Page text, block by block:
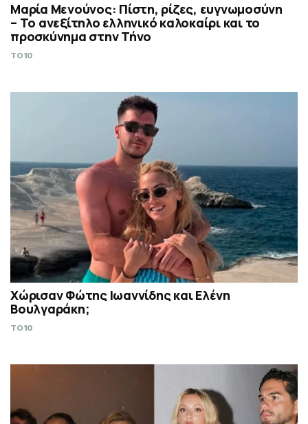
Μαρία Μενούνος: Πίστη, ρίζες, ευγνωμοσύνη
– Το ανεξίτηλο ελληνικό καλοκαίρι και το
προσκύνημα στην Τήνο
TO10
Χώρισαν Φώτης Ιωαννίδης και Ελένη
Βουλγαράκη;
TO10